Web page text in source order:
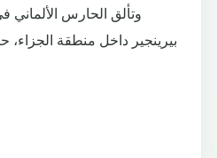
وتألق الحارس
بيرينجير داخل منطقة